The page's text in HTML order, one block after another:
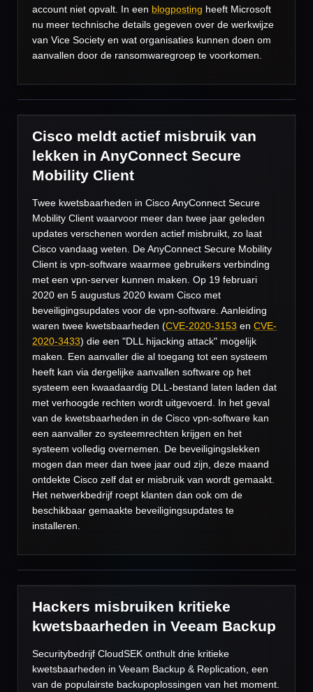
account niet opvalt. In een blogposting heeft Microsoft
nu meer technische details gegeven over de werkwijze
van Vice Society en wat organisaties kunnen doen om
aanvallen door de ransomwaregroep te voorkomen.
Cisco meldt actief misbruik van
lekken in AnyConnect Secure
Mobility Client
Twee kwetsbaarheden in Cisco AnyConnect Secure
Mobility Client waarvoor meer dan twee jaar geleden
updates verschenen worden actief misbruikt, zo laat
Cisco vandaag weten. De AnyConnect Secure Mobility
Client is vpn-software waarmee gebruikers verbinding
met een vpn-server kunnen maken. Op 19 februari
2020 en 5 augustus 2020 kwam Cisco met
beveiligingsupdates voor de vpn-software. Aanleiding
waren twee kwetsbaarheden (CVE-2020-3153 en CVE-
2020-3433) die een "DLL hijacking attack" mogelijk
maken. Een aanvaller die al toegang tot een systeem
heeft kan via dergelijke aanvallen software op het
systeem een kwaadaardig DLL-bestand laten laden dat
met verhoogde rechten wordt uitgevoerd. In het geval
van de kwetsbaarheden in de Cisco vpn-software kan
een aanvaller zo systeemrechten krijgen en het
systeem volledig overnemen. De beveiligingslekken
mogen dan meer dan twee jaar oud zijn, deze maand
ontdekte Cisco zelf dat er misbruik van wordt gemaakt.
Het netwerkbedrijf roept klanten dan ook om de
beschikbaar gemaakte beveiligingsupdates te
installeren.
Hackers misbruiken kritieke
kwetsbaarheden in Veeam Backup
Securitybedrijf CloudSEK onthult drie kritieke
kwetsbaarheden in Veeam Backup & Replication, een
van de populairste backupoplossingen van het moment.